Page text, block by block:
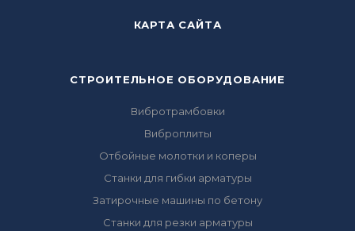
КАРТА САЙТА
СТРОИТЕЛЬНОЕ ОБОРУДОВАНИЕ
Вибротрамбовки
Виброплиты
Отбойные молотки и коперы
Станки для гибки арматуры
Затирочные машины по бетону
Станки для резки арматуры